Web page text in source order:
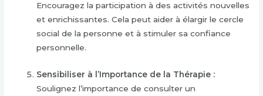
Encouragez la participation à des activités nouvelles
et enrichissantes. Cela peut aider à élargir le cercle
social de la personne et à stimuler sa confiance
personnelle.
Sensibiliser à l’Importance de la Thérapie :
Soulignez l’importance de consulter un